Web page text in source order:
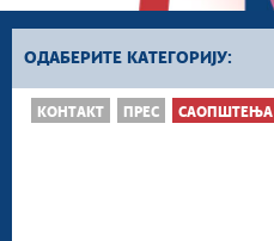
ОДАБЕРИТЕ КАТЕГОРИЈУ:
Најаве и обавештења
КОНТАКТ ПРЕС САОПШТЕЊА